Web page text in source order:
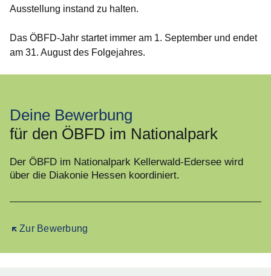
Ausstellung instand zu halten.
Das ÖBFD-Jahr startet immer am 1. September und endet
am 31. August des Folgejahres.
Deine Bewerbung
für den ÖBFD im Nationalpark
Der ÖBFD im Nationalpark Kellerwald-Edersee wird
über die Diakonie Hessen koordiniert.
Zur Bewerbung
Öffnet sich in einem neuen Fenster